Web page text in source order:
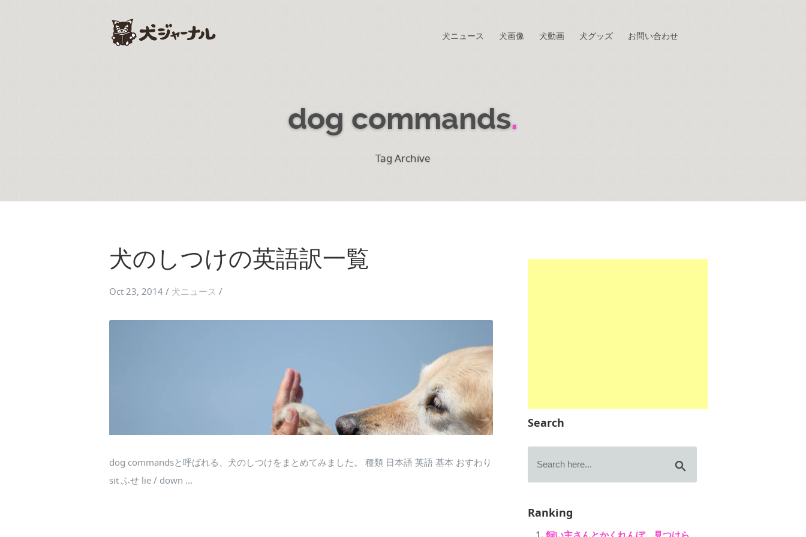
犬ニュース 犬画像 犬動画 犬グッズ お問い合わせ
dog commands.
Tag Archive
犬のしつけの英語訳一覧
Oct 23, 2014 / 犬ニュース /
dog commandsと呼ばれる、犬のしつけをまとめてみました。 種類 日本語 英語 基本 おすわり
sit ふせ lie / down ...
Search
Ranking
飼い主さんとかくれんぼ。見つけら